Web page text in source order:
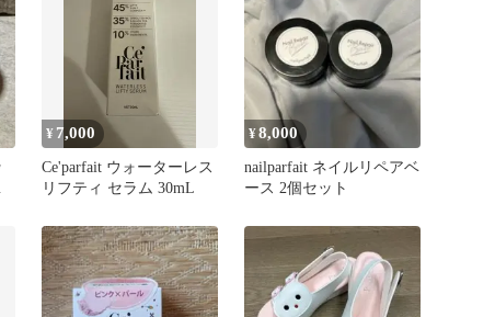
¥ 7,000
Ce'parfait ウォーターレス
リフティ セラム 30mL
¥8,000
nailparfait ネイルリペアベ
ース 2個セット